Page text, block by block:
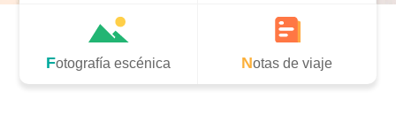
Fotografía escénica Notas de viaje